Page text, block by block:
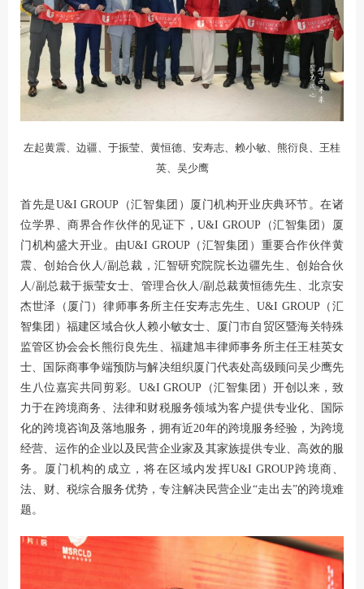
左起黄震、边疆、于振莹、黄恒德、安寿志、赖小敏、熊衍良、王桂
英、吴少鹰
首先是U&I GROUP（汇智集团）厦门机构开业庆典环节。在诸
位学界、商界合作伙伴的见证下，U&I GROUP（汇智集团）厦
门机构盛大开业。由U&I GROUP（汇智集团）重要合作伙伴黄
震、创始合伙人/副总裁，汇智研究院院长边疆先生、创始合伙
人/副总裁于振莹女士、管理合伙人/副总裁黄恒德先生、北京安
杰世泽（厦门）律师事务所主任安寿志先生、U&I GROUP（汇
智集团）福建区域合伙人赖小敏女士、厦门市自贸区暨海关特殊
监管区协会会长熊衍良先生、福建旭丰律师事务所主任王桂英女
士、国际商事争端预防与解决组织厦门代表处高级顾问吴少鹰先
生八位嘉宾共同剪彩。U&I GROUP（汇智集团）开创以来，致
力于在跨境商务、法律和财税服务领域为客户提供专业化、国际
化的跨境咨询及落地服务，拥有近20年的跨境服务经验，为跨境
经营、运作的企业以及民营企业家及其家族提供专业、高效的服
务。厦门机构的成立，将在区域内发挥U&I GROUP跨境商、
法、财、税综合服务优势，专注解决民营企业“走出去”的跨境难
题。